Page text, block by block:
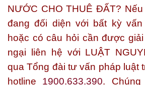
NƯỚC CHO THUÊ ĐẤT?
đang đối diện với bất kỳ
hoặc có câu hỏi cần được
ngại liên hệ với LUẬT
qua Tổng đài tư vấn pháp luật
hotline 1900.633.390.